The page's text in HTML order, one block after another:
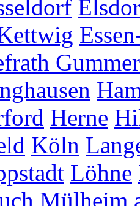
Herne
Köln
Löhne
Mülheim